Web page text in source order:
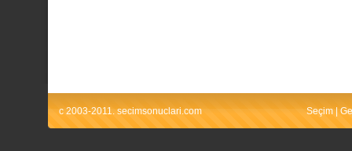
c 2003-2011. secimsonuclari.com Seçim